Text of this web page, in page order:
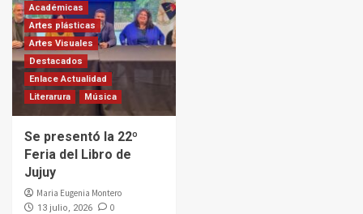
Académicas
Artes plásticas
Artes Visuales
Destacados
Enlace Actualidad
Literarura
Música
Se presentó la 22º
Feria del Libro de
Jujuy
Maria Eugenia Montero
13 julio, 2026 0